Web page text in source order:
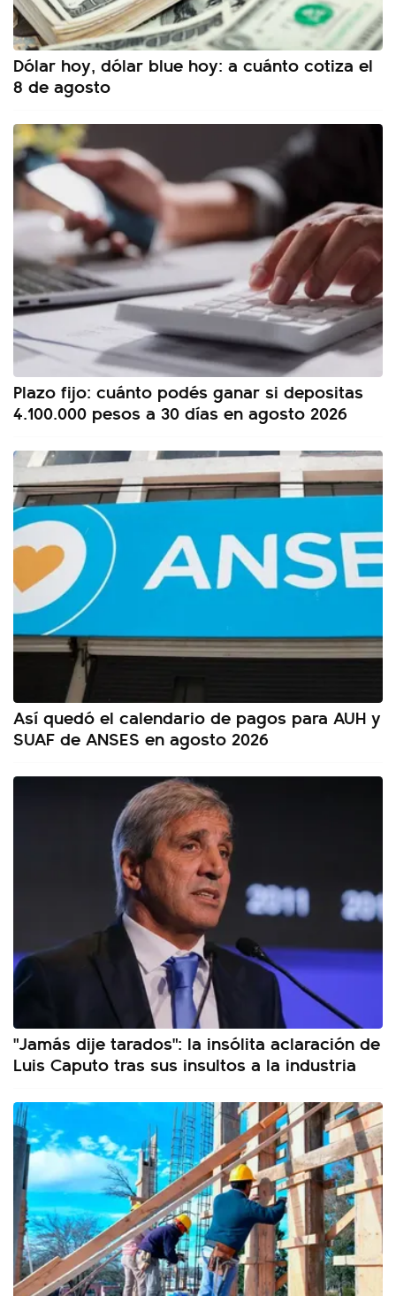
Dólar hoy, dólar blue hoy: a cuánto cotiza el
8 de agosto
Plazo fijo: cuánto podés ganar si depositas
4.100.000 pesos a 30 días en agosto 2026
Así quedó el calendario de pagos para AUH y
SUAF de ANSES en agosto 2026
"Jamás dije tarados": la insólita aclaración de
Luis Caputo tras sus insultos a la industria